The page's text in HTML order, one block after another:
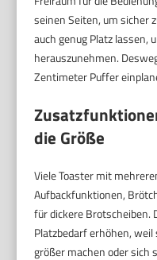
seinen Seiten, um sicher
auch genug Platz lassen,
herauszunehmen.
Zentimeter Puffer
die Größe
Viele Toaster mit
Aufbackfunktionen,
für dickere Brotscheiben.
Platzbedarf erhöhen,
größer machen oder sich